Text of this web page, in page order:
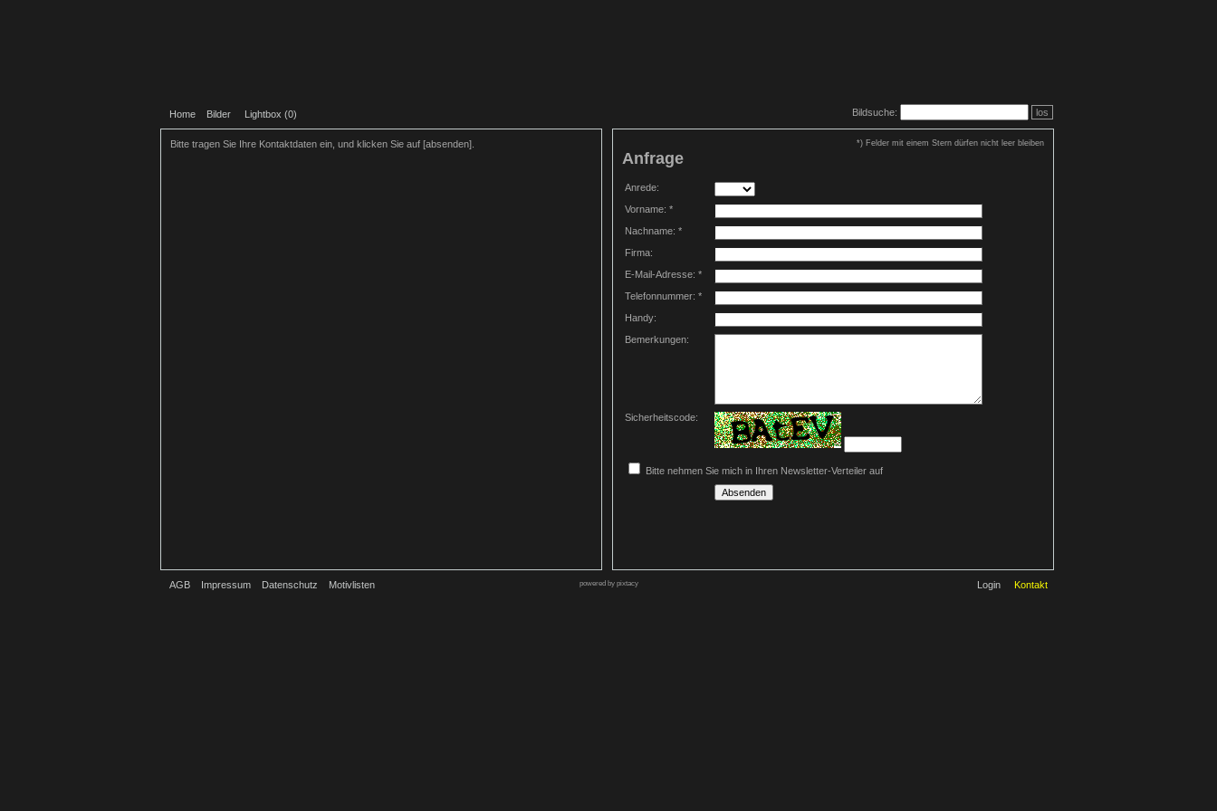
Home Bilder Lightbox (0) Bildsuche: los
AGB Impressum Datenschutz Motivlisten powered by pixtacy Login Kontakt
Bitte tragen Sie Ihre Kontaktdaten ein, und klicken Sie auf [absenden]. *) Felder mit einem Stern dürfen nicht leer bleiben
Anfrage
Anrede:
Vorname: *
Nachname: *
Firma:
E-Mail-Adresse: *
Telefonnummer: *
Handy:
Bemerkungen:
Sicherheitscode:
Bitte nehmen Sie mich in Ihren Newsletter-Verteiler auf